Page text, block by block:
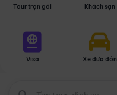
Tour trọn gói Khách sạn
Visa Xe đưa đón